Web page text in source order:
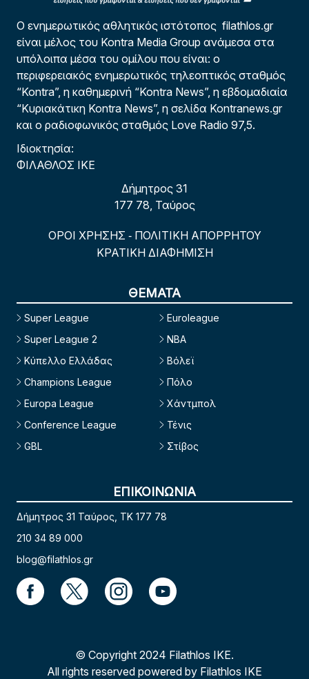
Ο ενημερωτικός αθλητικός ιστότοπος filathlos.gr
είναι μέλος του Kontra Media Group ανάμεσα στα
υπόλοιπα μέσα του ομίλου που είναι: ο
περιφερειακός ενημερωτικός τηλεοπτικός σταθμός
“Kontra”, η καθημερινή “Kontra News”, η εβδομαδιαία
“Κυριακάτικη Kontra News”, η σελίδα Kontranews.gr
και ο ραδιοφωνικός σταθμός Love Radio 97,5.
Ιδιοκτησία:
ΦΙΛΑΘΛΟΣ ΙΚΕ
Δήμητρος 31
177 78, Ταύρος
ΟΡΟΙ ΧΡΗΣΗΣ - ΠΟΛΙΤΙΚΗ ΑΠΟΡΡΗΤΟΥ
ΚΡΑΤΙΚΗ ΔΙΑΦΗΜΙΣΗ
ΘΕΜΑΤΑ
Super League
Super League 2
Κύπελλο Ελλάδας
Champions League
Europa League
Conference League
GBL
Euroleague
NBA
Βόλεϊ
Πόλο
Χάντμπολ
Τένις
Στίβος
ΕΠΙΚΟΙΝΩΝΙΑ
Δήμητρος 31 Ταύρος, TK 177 78
210 34 89 000
blog@filathlos.gr
© Copyright 2024 Filathlos ΙΚΕ.
All rights reserved powered by Filathlos ΙΚΕ